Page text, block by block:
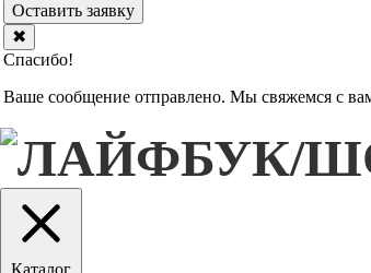
Оставить заявку
✖
Спасибо!
Ваше сообщение отправлено. Мы свяжемся с
Каталог